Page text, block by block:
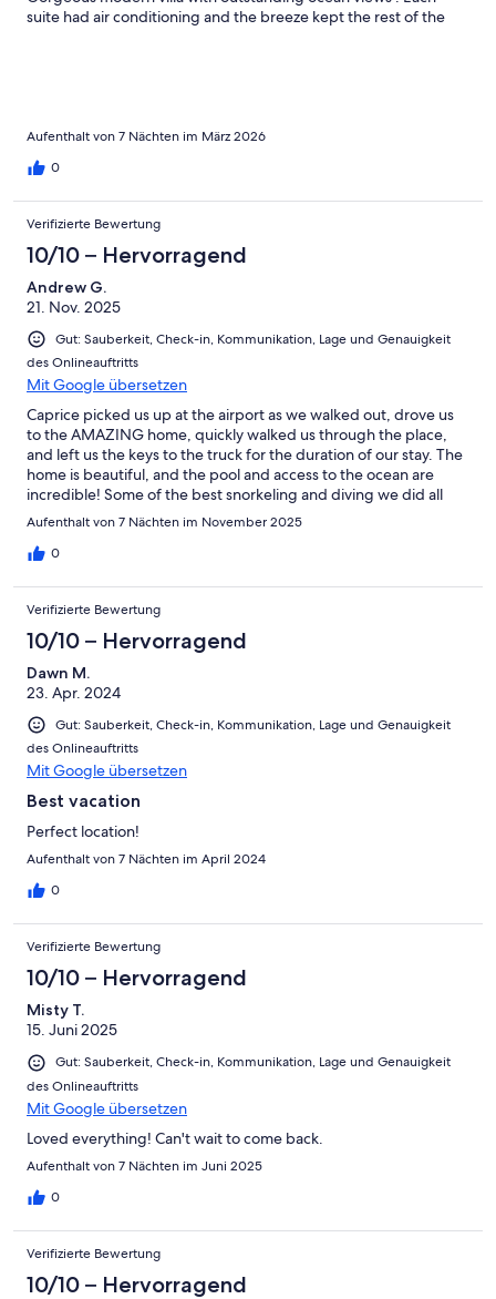
suite had air conditioning and the breeze kept the rest of the
added bonus! From all our trips- Bonaire has won our s and we
will be back next year!
Aufenthalt von 7 Nächten im März 2026
0
Verifizierte Bewertung
10/10 – Hervorragend
Andrew G.
21. Nov. 2025
Gut: Sauberkeit, Check-in, Kommunikation, Lage und Genauigkeit
des Onlineauftritts
Mit Google übersetzen
Caprice picked us up at the airport as we walked out, drove us
to the AMAZING home, quickly walked us through the place,
and left us the keys to the truck for the duration of our stay. The
home is beautiful, and the pool and access to the ocean are
incredible! Some of the best snorkeling and diving we did all
week was right off the back of the house!
Aufenthalt von 7 Nächten im November 2025
0
Verifizierte Bewertung
10/10 – Hervorragend
Dawn M.
23. Apr. 2024
Gut: Sauberkeit, Check-in, Kommunikation, Lage und Genauigkeit
des Onlineauftritts
Mit Google übersetzen
Best vacation
Perfect location!
Aufenthalt von 7 Nächten im April 2024
0
Verifizierte Bewertung
10/10 – Hervorragend
Misty T.
15. Juni 2025
Gut: Sauberkeit, Check-in, Kommunikation, Lage und Genauigkeit
des Onlineauftritts
Mit Google übersetzen
Loved everything! Can't wait to come back.
Aufenthalt von 7 Nächten im Juni 2025
0
Verifizierte Bewertung
10/10 – Hervorragend